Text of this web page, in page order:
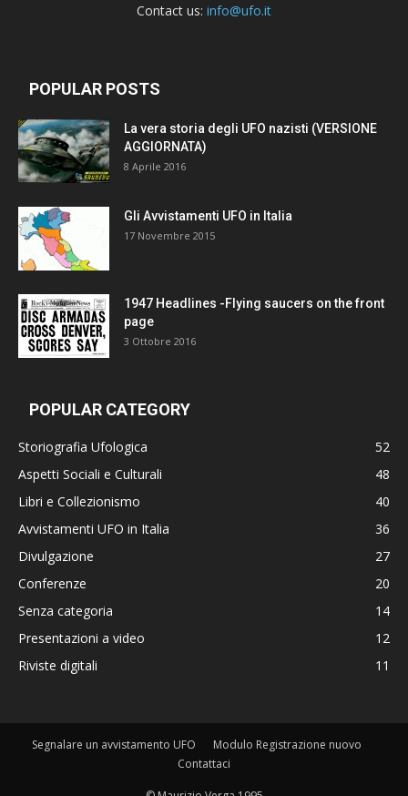
Contact us: info@ufo.it
POPULAR POSTS
La vera storia degli UFO nazisti (VERSIONE
AGGIORNATA)
8 Aprile 2016
Gli Avvistamenti UFO in Italia
17 Novembre 2015
1947 Headlines -Flying saucers on the front
page
3 Ottobre 2016
POPULAR CATEGORY
Storiografia Ufologica
52
Aspetti Sociali e Culturali
48
Libri e Collezionismo
40
Avvistamenti UFO in Italia
36
Divulgazione
27
Conferenze
20
Senza categoria
14
Presentazioni a video
12
Riviste digitali
11
Segnalare un avvistamento UFO
Modulo Registrazione nuovo
Contattaci